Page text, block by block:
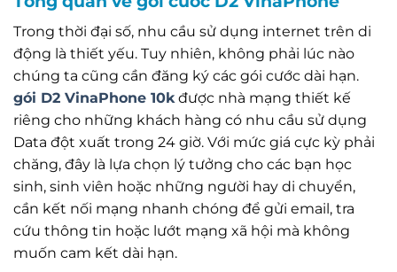
Trong thời đại số, nhu cầu sử dụng internet trên di
động là thiết yếu. Tuy nhiên, không phải lúc nào
chúng ta cũng cần đăng ký các gói cước dài hạn.
gói D2 VinaPhone 10k được nhà mạng thiết kế
riêng cho những khách hàng có nhu cầu sử dụng
Data đột xuất trong 24 giờ. Với mức giá cực kỳ phải
chăng, đây là lựa chọn lý tưởng cho các bạn học
sinh, sinh viên hoặc những người hay di chuyển,
cần kết nối mạng nhanh chóng để gửi email, tra
cứu thông tin hoặc lướt mạng xã hội mà không
muốn cam kết dài hạn.